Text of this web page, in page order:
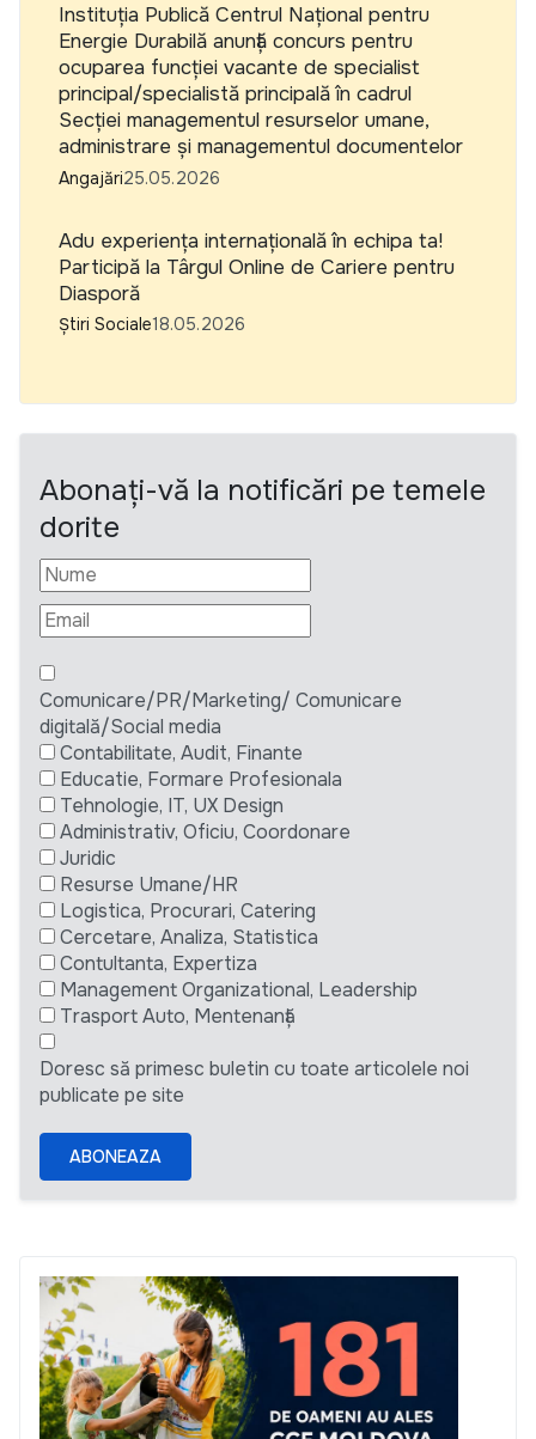
Instituția Publică Centrul Național pentru
Energie Durabilă anunță concurs pentru
ocuparea funcției vacante de specialist
principal/specialistă principală în cadrul
Secției managementul resurselor umane,
administrare și managementul documentelor
Angajări25.05.2026
Adu experiența internațională în echipa ta!
Participă la Târgul Online de Cariere pentru
Diasporă
Știri Sociale18.05.2026
Abonați-vă la notificări pe temele
dorite
Comunicare/PR/Marketing/ Comunicare
digitală/Social media
Contabilitate, Audit, Finante
Educatie, Formare Profesionala
Tehnologie, IT, UX Design
Administrativ, Oficiu, Coordonare
Juridic
Resurse Umane/HR
Logistica, Procurari, Catering
Cercetare, Analiza, Statistica
Contultanta, Expertiza
Management Organizational, Leadership
Trasport Auto, Mentenanță
Doresc să primesc buletin cu toate articolele noi
publicate pe site
ABONEAZA